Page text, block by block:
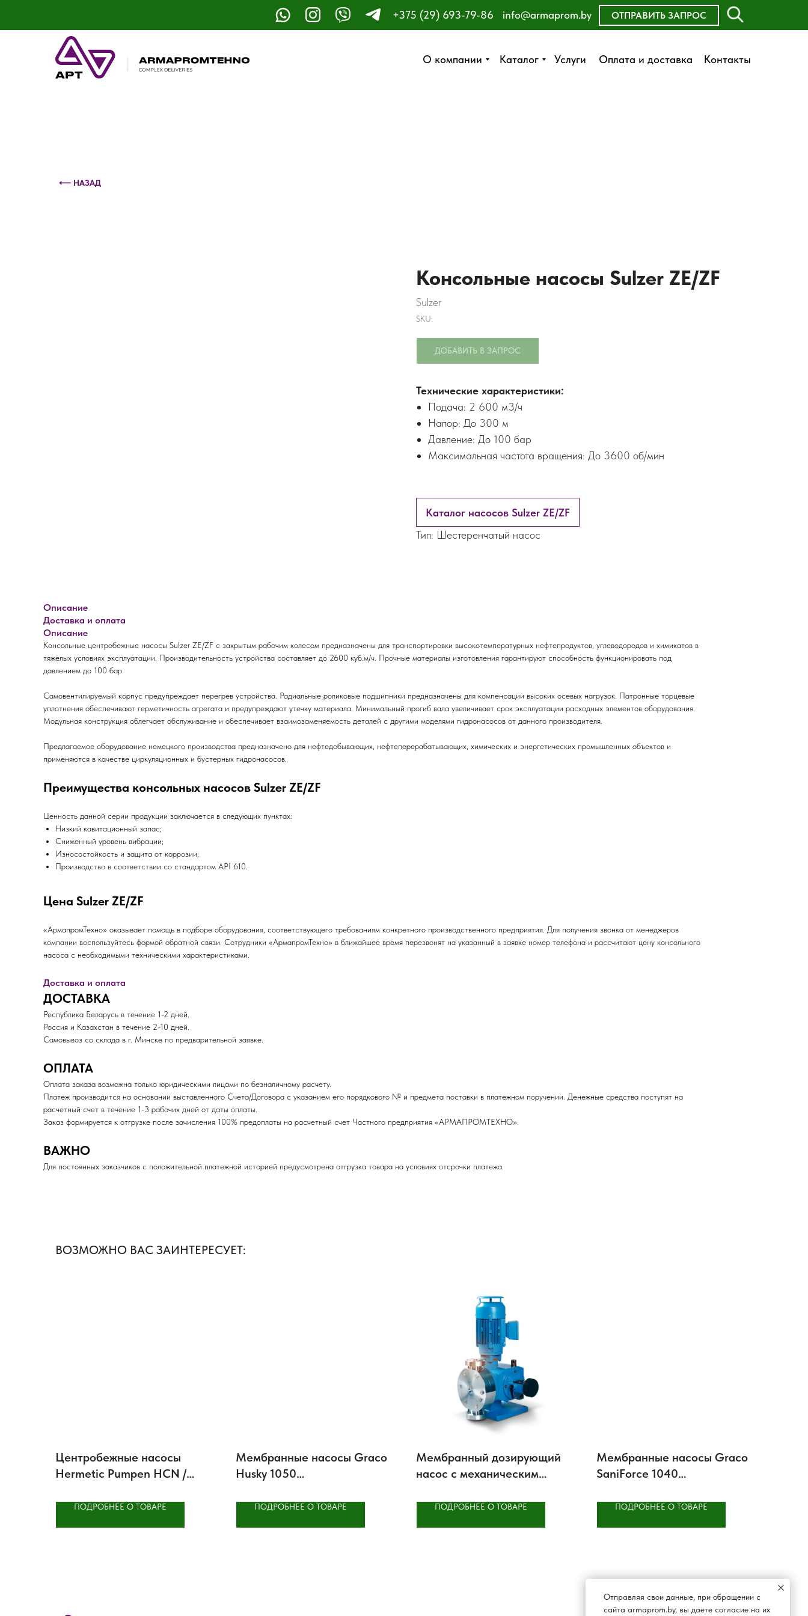
О компании Каталог Услуги Оплата и доставка Контакты
+375 (29) 693-79-86 ОТПРАВИТЬ ЗАПРОС
info@armaprom.by
О компании Каталог Услуги Оплата и доставка Контакты
ОСТАВИТЬ ЗАЯВКУ
ЗАКАЗАТЬ ЗВОНОК
⟵ НАЗАД
Консольные насосы Sulzer ZE/ZF
Sulzer
SKU:
ДОБАВИТЬ В ЗАПРОС
Технические характеристики:
Подача: 2 600 м3/ч
Напор: До 300 м
Давление: До 100 бар
Максимальная частота вращения: До 3600 об/мин
Каталог насосов Sulzer ZE/ZF
Тип: Шестеренчатый насос
Описание
Доставка и оплата
Описание
Консольные центробежные насосы Sulzer ZE/ZF с закрытым рабочим колесом предназначены для транспортировки высокотемпературных нефтепродуктов, углеводородов и химикатов в
тяжелых условиях эксплуатации. Производительность устройства составляет до 2600 куб.м/ч. Прочные материалы изготовления гарантируют способность функционировать под
давлением до 100 бар.
Самовентилируемый корпус предупреждает перегрев устройства. Радиальные роликовые подшипники предназначены для компенсации высоких осевых нагрузок. Патронные торцевые
уплотнения обеспечивают герметичность агрегата и предупреждают утечку материала. Минимальный прогиб вала увеличивает срок эксплуатации расходных элементов оборудования.
Модульная конструкция облегчает обслуживание и обеспечивает взаимозаменяемость деталей с другими моделями гидронасосов от данного производителя.
Предлагаемое оборудование немецкого производства предназначено для нефтедобывающих, нефтеперерабатывающих, химических и энергетических промышленных объектов и
применяются в качестве циркуляционных и бустерных гидронасосов.
Преимущества консольных насосов Sulzer ZE/ZF
Ценность данной серии продукции заключается в следующих пунктах:
Низкий кавитационный запас;
Сниженный уровень вибрации;
Износостойкость и защита от коррозии;
Производство в соответствии со стандартом API 610.
Цена Sulzer ZE/ZF
«АрмапромТехно» оказывает помощь в подборе оборудования, соответствующего требованиям конкретного производственного предприятия. Для получения звонка от менеджеров
компании воспользуйтесь формой обратной связи. Сотрудники «АрмапромТехно» в ближайшее время перезвонят на указанный в заявке номер телефона и рассчитают цену консольного
насоса с необходимыми техническими характеристиками.
Доставка и оплата
ДОСТАВКА
Республика Беларусь в течение 1-2 дней.
Россия и Казахстан в течение 2-10 дней.
Самовывоз со склада в г. Минске по предварительной заявке.
ОПЛАТА
Оплата заказа возможна только юридическими лицами по безналичному расчету.
Платеж производится на основании выставленного Счета/Договора с указанием его порядкового № и предмета поставки в платежном поручении. Денежные средства поступят на
расчетный счет в течение 1-3 рабочих дней от даты оплаты.
Заказ формируется к отгрузке после зачисления 100% предоплаты на расчетный счет Частного предприятия «АРМАПРОМТЕХНО».
ВАЖНО
Для постоянных заказчиков с положительной платежной историей предусмотрена отгрузка товара на условиях отсрочки платежа.
ВОЗМОЖНО ВАС ЗАИНТЕРЕСУЕТ:
Центробежные насосы
Hermetic Pumpen HCN /
ПОДРОБНЕЕ О ТОВАРЕ
Мембранные насосы Graco
Husky 1050
ПОДРОБНЕЕ О ТОВАРЕ
Мембранный дозирующий
насос с механическим
химических продуктов LEWA
ПОДРОБНЕЕ О ТОВАРЕ
Мембранные насосы Graco
SaniForce 1040
ПОДРОБНЕЕ О ТОВАРЕ
Отправляя свои данные, при обращении с
сайта armaprom.by, вы даете согласие на их